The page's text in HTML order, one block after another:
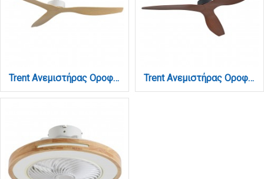
Trent Ανεμιστήρας Οροφής με DC Μοτέρ 40W - Λευκό & Ξύλο (102000615) Trent Ανεμιστήρας Οροφής με DC Μοτέρ 40W - Μαύρο & Ξύλο (102000685)